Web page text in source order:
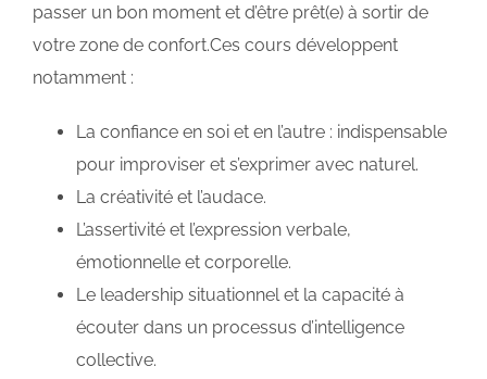
passer un bon moment et d’être prêt(e) à sortir de
votre zone de confort.Ces cours développent
notamment :
La confiance en soi et en l’autre : indispensable
pour improviser et s’exprimer avec naturel.
La créativité et l’audace.
L’assertivité et l’expression verbale,
émotionnelle et corporelle.
Le leadership situationnel et la capacité à
écouter dans un processus d’intelligence
collective.